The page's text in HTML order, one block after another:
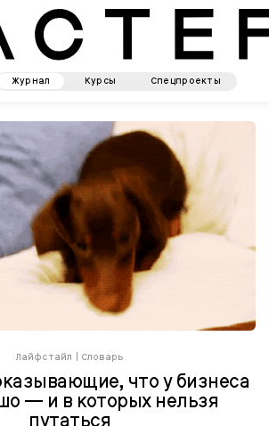
Журнал Курсы Спецпроекты
Лайфстайл Словарь
что у бизнеса
— и в которых нельзя
путаться